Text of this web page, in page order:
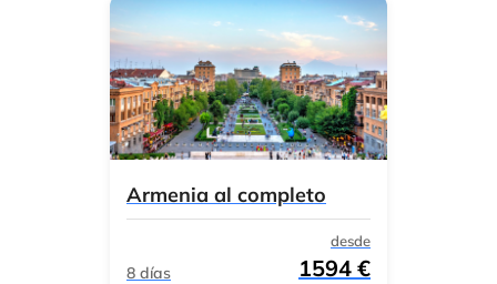
Armenia al completo
8 días
desde
1594 €